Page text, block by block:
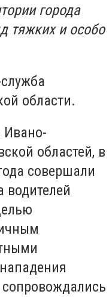
города
тяжких и особо
области.
Ивано-
областей, в
совершали
водителей